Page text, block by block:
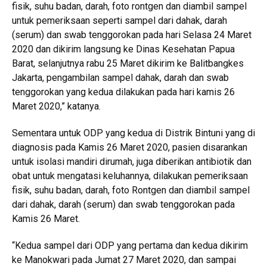
fisik, suhu badan, darah, foto rontgen dan diambil sampel
untuk pemeriksaan seperti sampel dari dahak, darah
(serum) dan swab tenggorokan pada hari Selasa 24 Maret
2020 dan dikirim langsung ke Dinas Kesehatan Papua
Barat, selanjutnya rabu 25 Maret dikirim ke Balitbangkes
Jakarta, pengambilan sampel dahak, darah dan swab
tenggorokan yang kedua dilakukan pada hari kamis 26
Maret 2020,” katanya.
Sementara untuk ODP yang kedua di Distrik Bintuni yang di
diagnosis pada Kamis 26 Maret 2020, pasien disarankan
untuk isolasi mandiri dirumah, juga diberikan antibiotik dan
obat untuk mengatasi keluhannya, dilakukan pemeriksaan
fisik, suhu badan, darah, foto Rontgen dan diambil sampel
dari dahak, darah (serum) dan swab tenggorokan pada
Kamis 26 Maret.
“Kedua sampel dari ODP yang pertama dan kedua dikirim
ke Manokwari pada Jumat 27 Maret 2020, dan sampai